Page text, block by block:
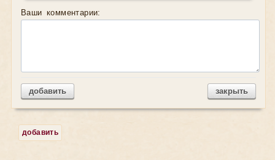
Ваши комментарии:
добавить закрыть
добавить